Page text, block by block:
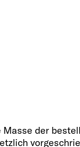
der
hinten
x 157 -
105 - 88 OPT